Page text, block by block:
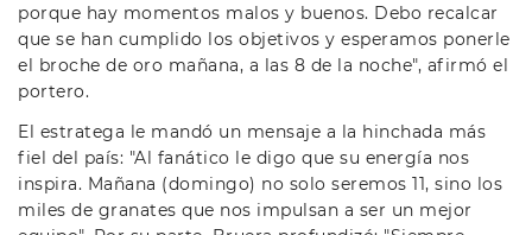
porque hay momentos malos y buenos. Debo recalcar
que se han cumplido los objetivos y esperamos ponerle
el broche de oro mañana, a las 8 de la noche", afirmó el
portero.
El estratega le mandó un mensaje a la hinchada más
fiel del país: "Al fanático le digo que su energía nos
inspira. Mañana (domingo) no solo seremos 11, sino los
miles de granates que nos impulsan a ser un mejor